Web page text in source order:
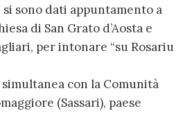
si sono dati appuntamento a
di San Grato d’Aosta e
per intonare “su Rosariu
con la Comunità
(Sassari), paese